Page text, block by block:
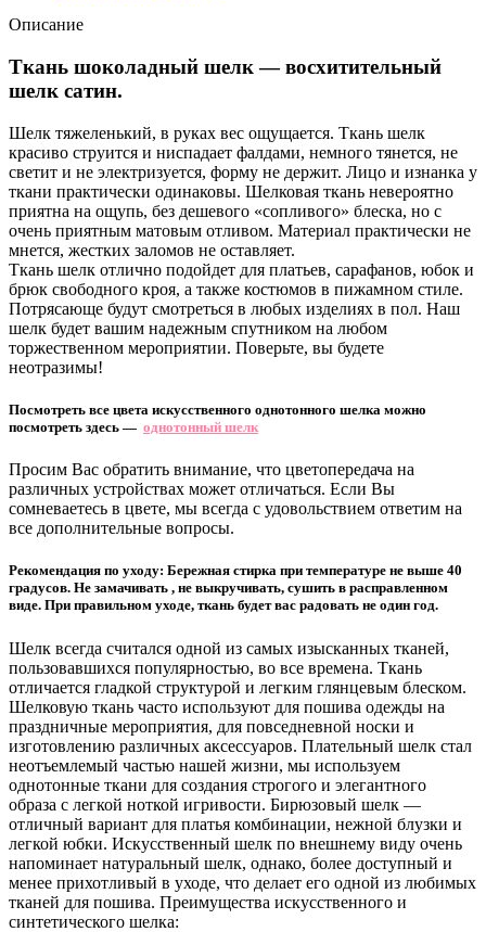
Описание
Ткань шоколадный шелк — восхитительный
шелк сатин.
Шелк тяжеленький, в руках вес ощущается. Ткань шелк
красиво струится и ниспадает фалдами, немного тянется, не
светит и не электризуется, форму не держит. Лицо и изнанка у
ткани практически одинаковы. Шелковая ткань невероятно
приятна на ощупь, без дешевого «сопливого» блеска, но с
очень приятным матовым отливом. Материал практически не
мнется, жестких заломов не оставляет.
Ткань шелк отлично подойдет для платьев, сарафанов, юбок и
брюк свободного кроя, а также костюмов в пижамном стиле.
Потрясающе будут смотреться в любых изделиях в пол. Наш
шелк будет вашим надежным спутником на любом
торжественном мероприятии. Поверьте, вы будете
неотразимы!
Посмотреть все цвета искусственного однотонного шелка можно
посмотреть здесь — однотонный шелк
Просим Вас обратить внимание, что цветопередача на
различных устройствах может отличаться. Если Вы
сомневаетесь в цвете, мы всегда с удовольствием ответим на
все дополнительные вопросы.
Рекомендация по уходу: Бережная стирка при температуре не выше 40
градусов. Не замачивать , не выкручивать, сушить в расправленном
виде. При правильном уходе, ткань будет вас радовать не один год.
Шелк всегда считался одной из самых изысканных тканей,
пользовавшихся популярностью, во все времена. Ткань
отличается гладкой структурой и легким глянцевым блеском.
Шелковую ткань часто используют для пошива одежды на
праздничные мероприятия, для повседневной носки и
изготовлению различных аксессуаров. Плательный шелк стал
неотъемлемый частью нашей жизни, мы используем
однотонные ткани для создания строгого и элегантного
образа с легкой ноткой игривости. Бирюзовый шелк —
отличный вариант для платья комбинации, нежной блузки и
легкой юбки. Искусственный шелк по внешнему виду очень
напоминает натуральный шелк, однако, более доступный и
менее прихотливый в уходе, что делает его одной из любимых
тканей для пошива. Преимущества искусственного и
синтетического шелка: